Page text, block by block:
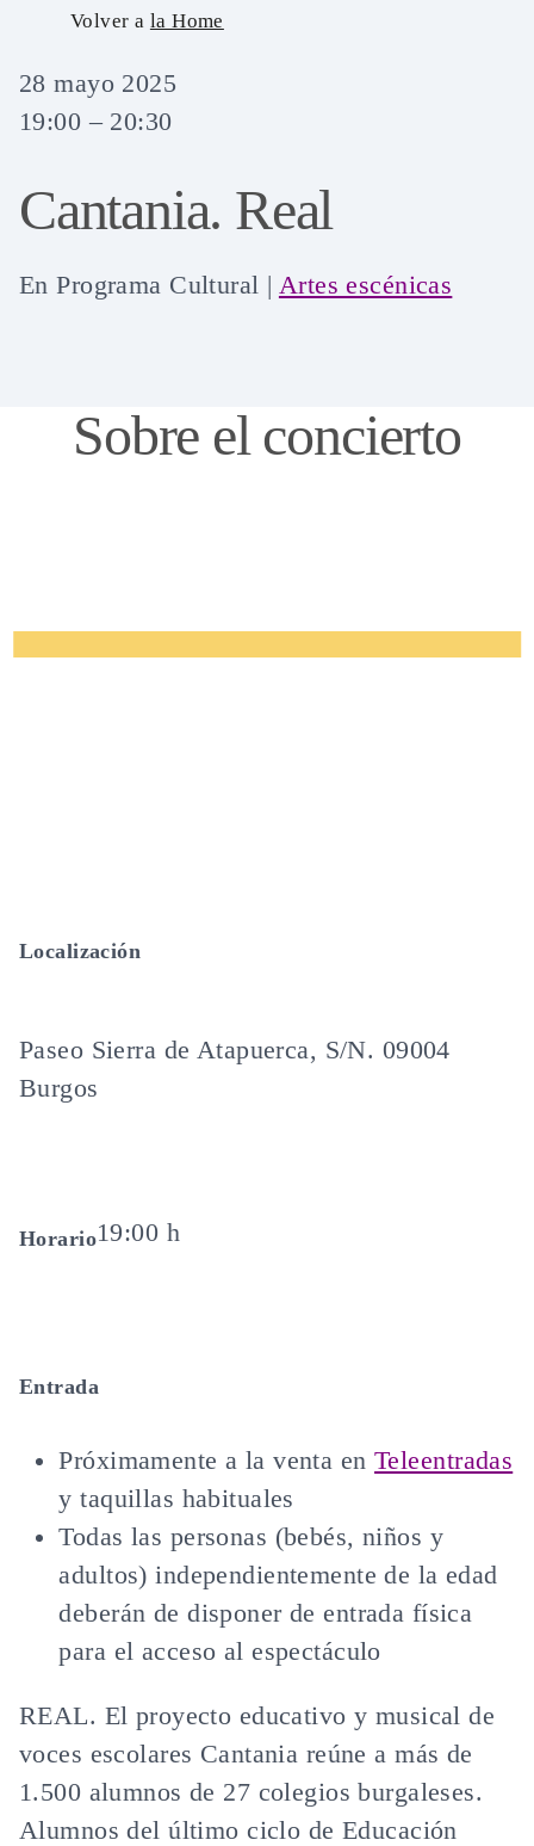
content
Volver a la Home
28 mayo 2025
19:00 – 20:30
Cantania. Real
EnPrograma Cultural | Artes escénicas
Sobre el concierto
Localización
Paseo Sierra de Atapuerca, S/N. 09004
Burgos
Horario19:00 h
Entrada
Próximamente a la venta enTeleentradas
y taquillas habituales
Todas las personas (bebés, niños y
adultos) independientemente de la edad
deberán de disponer de entrada física
para el acceso al espectáculo
REAL. El proyecto educativo y musical de
voces escolares Cantania reúne a más de
1.500 alumnos de 27 colegios burgaleses.
Alumnos del último ciclo de Educación